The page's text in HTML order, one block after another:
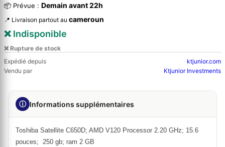
📦 Prévue : Demain avant 22h
📍 Livraison partout au cameroun
❌ Indisponible
❌ Rupture de stock
Expédié depuis
ktjunior.com
Vendu par
Ktjunior Investments
ⓘ Informations supplémentaires
Toshiba Satellite C650D; AMD V120 Processor 2.20 GHz; 15.6
pouces; 250 gb; ram 2 GB